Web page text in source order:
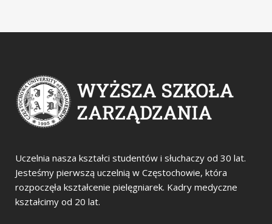
Uczelnia nasza kształci studentów i słuchaczy od 30 lat.
Jesteśmy pierwszą uczelnią w Częstochowie, która
rozpoczęła kształcenie pielęgniarek. Kadry medyczne
kształcimy od 20 lat.